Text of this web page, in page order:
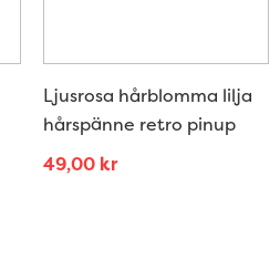
Ljusrosa hårblomma lilja
hårspänne retro pinup
49,00 kr